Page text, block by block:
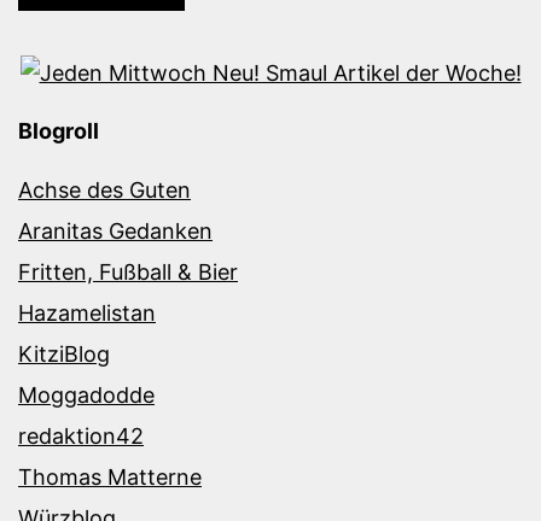
Blogroll
Achse des Guten
Aranitas Gedanken
Fritten, Fußball & Bier
Hazamelistan
KitziBlog
Moggadodde
redaktion42
Thomas Matterne